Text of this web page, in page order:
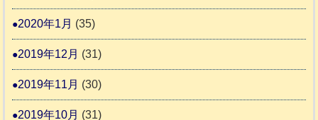
2020年1月 (35)
2019年12月 (31)
2019年11月 (30)
2019年10月 (31)